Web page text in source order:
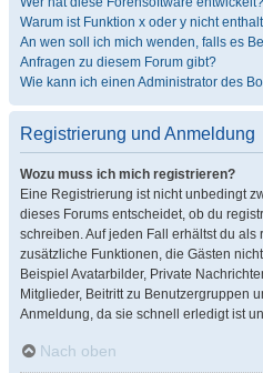
Warum ist Funktion x oder y nicht
An wen soll ich mich wenden, falls es
Anfragen zu diesem Forum gibt?
Wie kann ich einen Administrator des
Registrierung und Anmeldung
Wozu muss ich mich registrieren?
Eine Registrierung ist nicht unbedingt
dieses Forums entscheidet, ob du
schreiben. Auf jeden Fall erhältst du als
zusätzliche Funktionen, die Gästen
Beispiel Avatarbilder, Private
Mitglieder, Beitritt zu Benutzergruppen
Anmeldung, da sie schnell erledigt ist
Nach oben